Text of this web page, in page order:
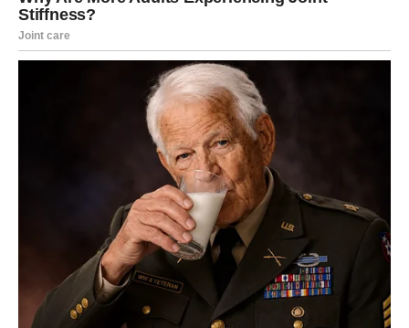
može prerasti u ozbiljan i stabilan odnos.
Ako ste zauzeti, odnos sa partnerom postaće mnogo
skladniji. Više povjerenja, razumijevanja i zajedničkih
planova učvrstiće vašu vezu i donijeti vam osjećaj
Pred vama su dani ispunjeni ljubavlju, iskrenim
emocijama i lijepim zajedničkim uspomenama.
Najdublja želja počinje da postaje
stvarnost